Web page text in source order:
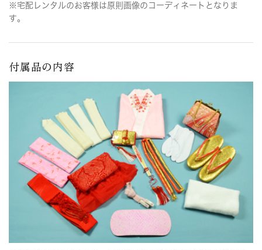
※宅配レンタルのお客様は原則画像のコーディネートとなりま
す。
付属品の内容